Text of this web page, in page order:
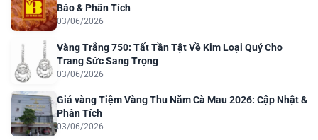
Báo & Phân Tích
03/06/2026
Vàng Trắng 750: Tất Tần Tật Về Kim Loại Quý Cho
Trang Sức Sang Trọng
03/06/2026
Giá vàng Tiệm Vàng Thu Năm Cà Mau 2026: Cập Nhật &
Phân Tích
03/06/2026